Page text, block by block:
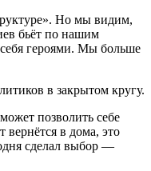
Но мы видим,
бьёт по нашим
героями. Мы больше
в закрытом кругу.
позволить себе
вернётся в дома, это
сделал выбор —